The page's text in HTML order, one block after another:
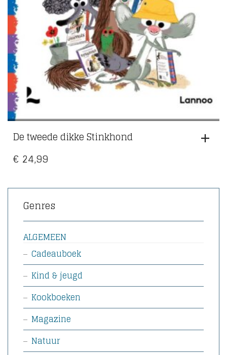
De tweede dikke Stinkhond
€ 24,99
Genres
ALGEMEEN
Cadeauboek
Kind & jeugd
Kookboeken
Magazine
Natuur